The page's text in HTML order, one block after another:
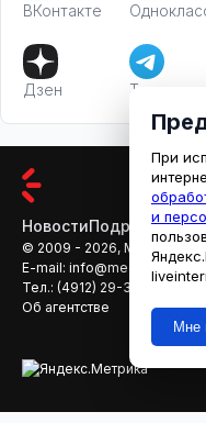
ВКонтакте
Дзен Телеграм
НовостиПодробности
© 2009 - 2026,
E-mail: info@mediaryazan.ru
Тел.: (4912) 29-33-66
Об агентстве
При
и
Мне